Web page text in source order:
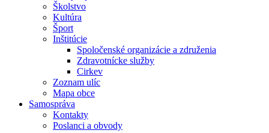
Školstvo
Kultúra
Šport
Inštitúcie
Spoločenské organizácie a združenia
Zdravotnícke služby
Cirkev
Zoznam ulíc
Mapa obce
Samospráva
Kontakty
Poslanci a obvody